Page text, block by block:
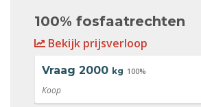
100% fosfaatrechten
Bekijk prijsverloop
Vraag 2000 kg 100%
Koop